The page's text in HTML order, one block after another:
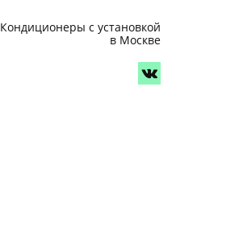
Кондиционеры с установкой
в Москве